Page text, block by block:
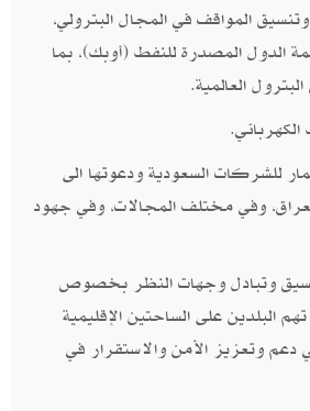
المواقف في المجال البترولي،
المصدرة للنفط (أوبك)، بما
العالمية.
للشركات السعودية ودعوتها الى
وفي مختلف المجالات، وفي جهود
وتبادل وجهات النظر بخصوص
البلدين على الساحتين الإقليمية
دعم وتعزيز الأمن والاستقرار في